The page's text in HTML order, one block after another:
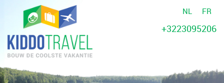
NL FR
+3223095206